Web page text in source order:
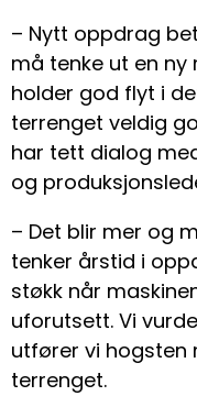
– Nytt oppdrag
må tenke ut en ny
holder god flyt i
terrenget veldig
har tett dialog
og
– Det blir mer og
tenker årstid i
støkk når
uforutsett. Vi
utfører vi hogsten
terrenget.